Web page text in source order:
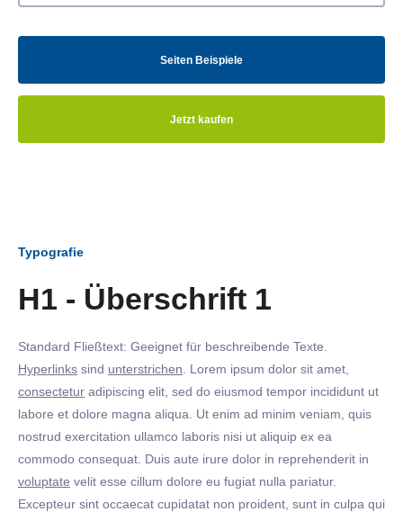
Seiten Beispiele
Jetzt kaufen
Typografie
H1 - Überschrift 1
Standard Fließtext: Geeignet für beschreibende Texte.
Hyperlinks sind unterstrichen . Lorem ipsum dolor sit amet,
consectetur adipiscing elit, sed do eiusmod tempor incididunt ut
labore et dolore magna aliqua. Ut enim ad minim veniam, quis
nostrud exercitation ullamco laboris nisi ut aliquip ex ea
commodo consequat. Duis aute irure dolor in reprehenderit in
voluptate velit esse cillum dolore eu fugiat nulla pariatur.
Excepteur sint occaecat cupidatat non proident, sunt in culpa qui